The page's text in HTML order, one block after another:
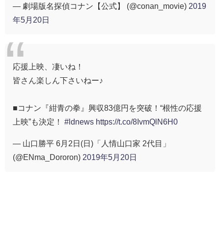
— 劇場版名探偵コナン【公式】 (@conan_movie) 2019
年5月20日
応援上映、凄いね！
皆さん楽しん下さいねー♪
■コナン『紺青の拳』興収83億円を突破！“根性の応援
上映”も決定！ #ldnews https://t.co/8IvmQlN6H0
— 山口勝平 6月2日(日)「人情山口家 2代目」
(@ENma_Dororon) 2019年5月20日